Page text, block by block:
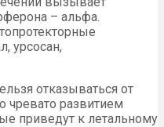
– альфа.
урсосан,
отказываться от
чревато развитием
приведут к летальному